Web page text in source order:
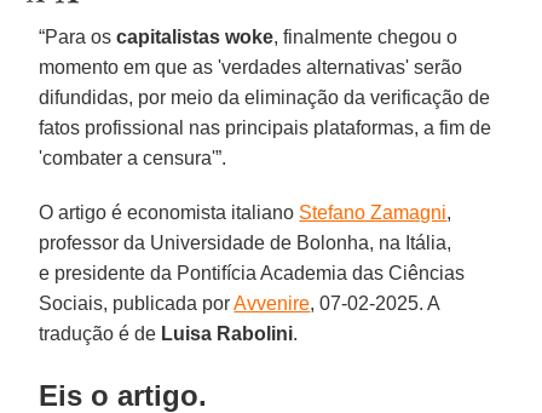
“Para oscapitalistas woke, finalmente chegou o
momento em que as 'verdades alternativas' serão
difundidas, por meio da eliminação da verificação de
fatos profissional nas principais plataformas, a fim de
'combater a censura'”.
O artigo é economista italiano Stefano Zamagni,
professor da Universidade de Bolonha, na Itália,
e presidente da Pontifícia Academia das Ciências
Sociais, publicada porAvvenire, 07-02-2025. A
tradução é de Luisa Rabolini.
Eis o artigo.